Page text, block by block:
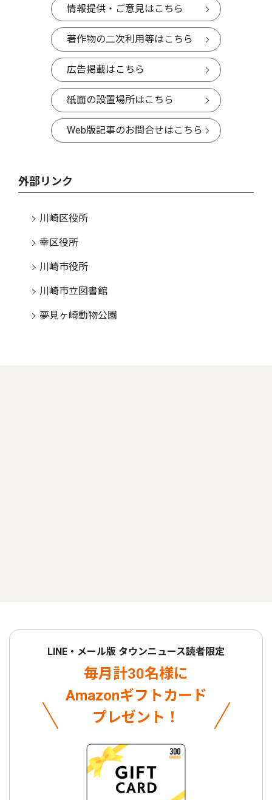
情報提供・ご意見はこちら
著作物の二次利用等はこちら
広告掲載はこちら
紙面の設置場所はこちら
Web版記事のお問合せはこちら
外部リンク
川崎区役所
幸区役所
川崎市役所
川崎市立図書館
夢見ヶ崎動物公園
LINE・メール版 タウンニュース読者限定
毎月計30名様に
Amazonギフトカード
プレゼント！